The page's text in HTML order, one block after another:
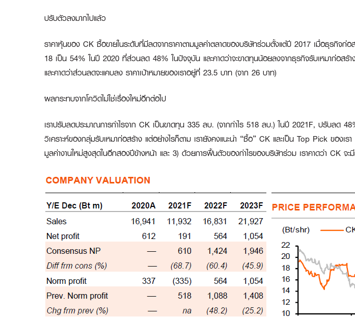
ปรับตัวลงมากไปแล้ว
ราคาหุ้นของ CK ซื้อขายในระดับที่มีลดจากราคาตามมูลค่าตลาดของบริษัทร่วมตั้งแต่ปี 2017 เมื่อธุรกิ
18 เป็น 54% ในปี 2020 ที่ส่วนลด 48% ในปัจจุบัน และคาดว่าจะขาดทุนน้อยลงจากธุรกิจรับเหมาก่อสร้
และคาดว่าส่วนลดจะแคบลง ราคาเป้าหมายของเราอยู่ที่ 23.5 บาท (จาก 26 บาท)
ผลกระทบจากโควิดไม่ใช่เรื่องใหม่อีกต่อไป
เราปรับลดประมาณการกำไรจาก CK เป็นขาดทุน 335 ลบ. (จากกำไร 518 ลบ.) ในปี 2021F, ปรับลด
วิเคราะห์ของกลุ่มรับเหมาก่อสร้าง แต่อย่างไรก็ตาม เรายังคงแนะนำ “ซื้อ” CK และเป็น Top Pick ของเรา
มูลค่างานใหม่สูงสุดในอีกสองปีข้างหน้า และ 3) ด้วยการฟื้นตัวของกำไรของบริษัทร่วม เราคาดว่า CK จะ